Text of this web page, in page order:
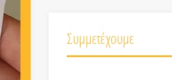
Συμμετέχουμε